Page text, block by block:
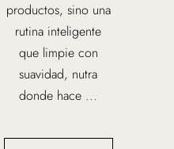
productos, sino una
rutina inteligente
que limpie con
suavidad, nutra
donde hace ...